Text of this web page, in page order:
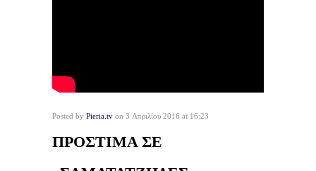
Posted by Pieria.tv on 3 Απριλίου 2016 at 16:23
ΠΡΟΣΤΙΜΑ ΣΕ